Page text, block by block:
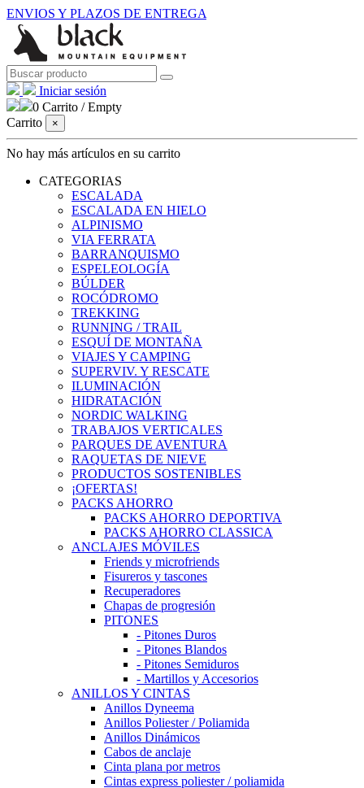
ENVIOS Y PLAZOS DE ENTREGA
Iniciar sesión
0 Carrito /Empty
Carrito
×
No hay más artículos en su carrito
CATEGORIAS
ESCALADA
ESCALADA EN HIELO
ALPINISMO
VIA FERRATA
BARRANQUISMO
ESPELEOLOGÍA
BÚLDER
ROCÓDROMO
TREKKING
RUNNING / TRAIL
ESQUÍ DE MONTAÑA
VIAJES Y CAMPING
SUPERVIV. Y RESCATE
ILUMINACIÓN
HIDRATACIÓN
NORDIC WALKING
TRABAJOS VERTICALES
PARQUES DE AVENTURA
RAQUETAS DE NIEVE
PRODUCTOS SOSTENIBLES
¡OFERTAS!
PACKS AHORRO
PACKS AHORRO DEPORTIVA
PACKS AHORRO CLASSICA
ANCLAJES MÓVILES
Friends y microfriends
Fisureros y tascones
Recuperadores
Chapas de progresión
PITONES
- Pitones Duros
- Pitones Blandos
- Pitones Semiduros
- Martillos y Accesorios
ANILLOS Y CINTAS
Anillos Dyneema
Anillos Poliester / Poliamida
Anillos Dinámicos
Cabos de anclaje
Cinta plana por metros
Cintas express poliester / poliamida